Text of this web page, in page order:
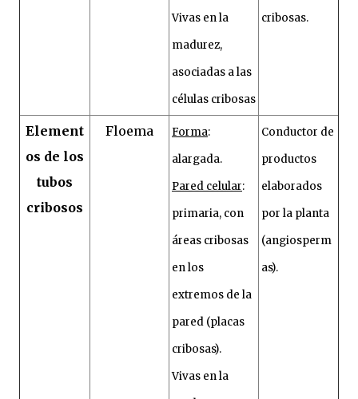
Vivas en la
madurez,
asociadas a las
células cribosas
cribosas.
Element
os de los
tubos
cribosos
Floema Forma:
alargada.
Pared celular:
primaria, con
áreas cribosas
en los
extremos de la
pared (placas
cribosas).
Vivas en la
Conductor de
productos
elaborados
por la planta
(angiosperm
as).